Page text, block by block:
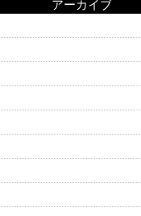
アーカイブ